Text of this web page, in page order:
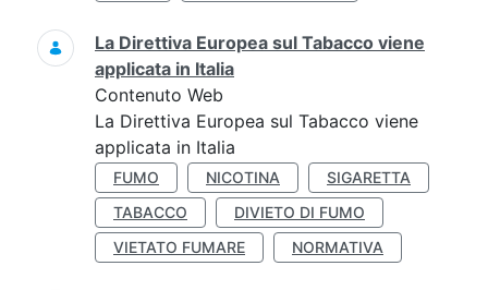
La Direttiva Europea sul Tabacco viene
applicata in Italia
Contenuto Web
La Direttiva Europea sul Tabacco viene
applicata in Italia
FUMO NICOTINA
SIGARETTA
TABACCO
DIVIETO DI FUMO
VIETATO FUMARE
NORMATIVA